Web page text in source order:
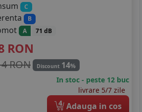
C
B
A 71 dB
RON
RON Discount 14%
In stoc - peste 12 buc
livrare 5/7 zile
4 Adauga in cos